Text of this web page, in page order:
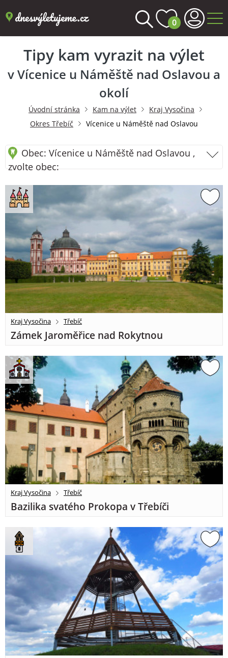
0
Tipy kam vyrazit na výlet
v Vícenice u Náměště nad Oslavou a
okolí
Úvodní stránka Kam na výlet
Kraj Vysočina
Okres Třebíč
Vícenice u Náměště nad Oslavou
Obec: Vícenice u Náměště nad Oslavou ,
zvolte obec:
Kraj Vysočina Třebíč
Zámek Jaroměřice nad Rokytnou
Kraj Vysočina Třebíč
Bazilika svatého Prokopa v Třebíči